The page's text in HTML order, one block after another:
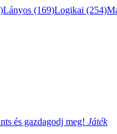
Lányos (169)Logikai (254)
és gazdagodj meg! Játék